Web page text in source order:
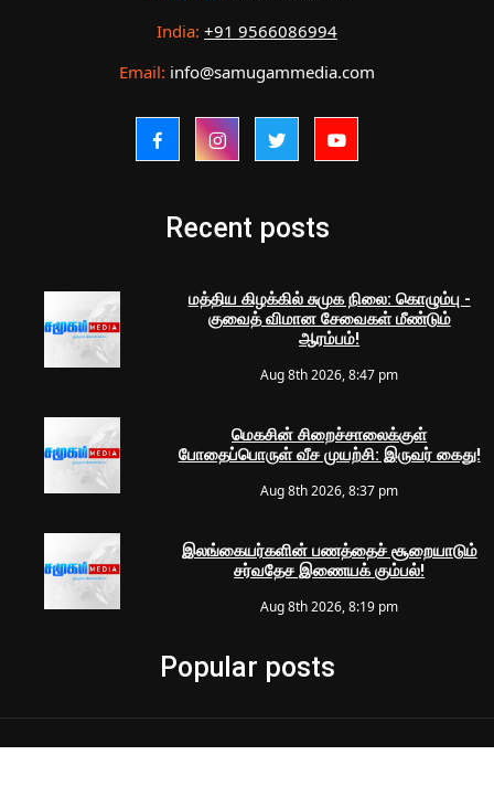
India: +91 9566086994
Email: info@samugammedia.com
Recent posts
மத்திய கிழக்கில் சுமுக நிலை: கொழும்பு -
குவைத் விமான சேவைகள் மீண்டும்
ஆரம்பம்!
Aug 8th 2026, 8:47 pm
மெகசின் சிறைச்சாலைக்குள்
போதைப்பொருள் வீச முயற்சி: இருவர் கைது!
Aug 8th 2026, 8:37 pm
இலங்கையர்களின் பணத்தைச் சூறையாடும்
சர்வதேச இணையக் கும்பல்!
Aug 8th 2026, 8:19 pm
Popular posts